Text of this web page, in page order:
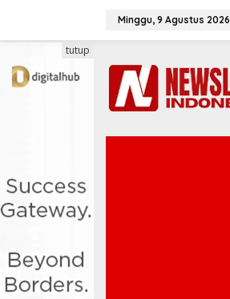
Minggu, 9 Agustus 2026
tutup